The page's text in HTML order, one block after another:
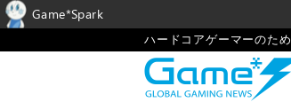
ハードコアゲーマーのた
Game*Spark